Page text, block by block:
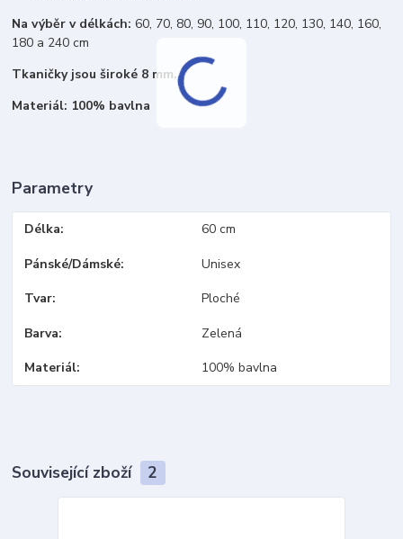
Na výběr v délkách: 60, 70, 80, 90, 100, 110, 120, 130, 140, 160,
180 a 240 cm
Tkaničky jsou široké 8 mm.
Materiál: 100% bavlna
Parametry
Délka 60 cm
Pánské/Dámské Unisex
Tvar Ploché
Barva Zelená
Materiál 100% bavlna
Související zboží 2